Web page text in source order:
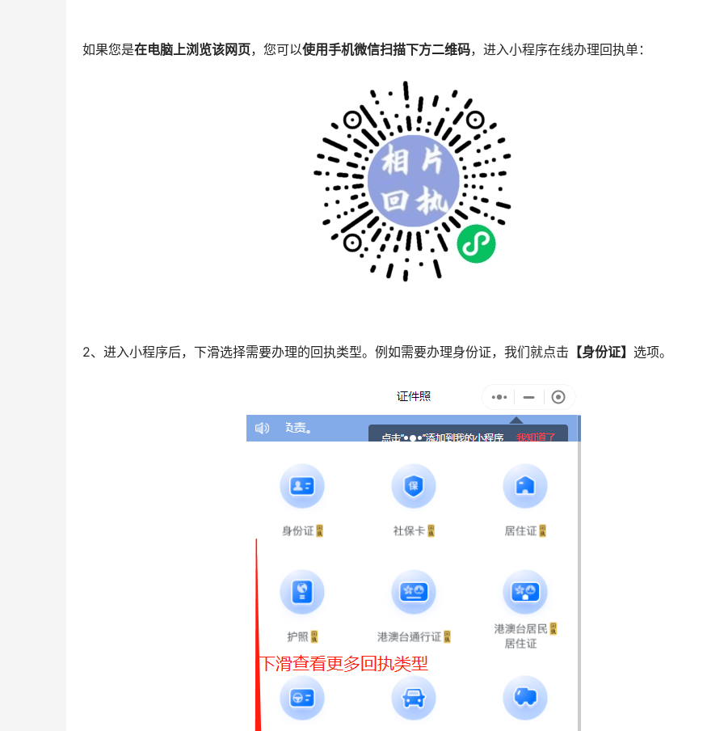
如果您是在电脑上浏览该网页，您可以使用手机微信扫描下方二维码，进入小程序在线办理回执单：
2、进入小程序后，下滑选择需要办理的回执类型。例如需要办理身份证，我们就点击 【身份证】 选项。